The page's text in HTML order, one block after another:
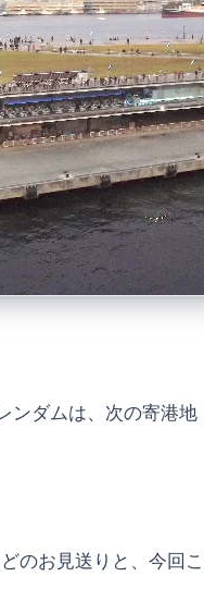
ンダムは、次の寄港地
のお見送りと、今回こ